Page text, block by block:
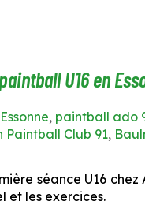
U16 en
, paintball ado
Paintball Club 91,
séance U16 chez
et les exercices.